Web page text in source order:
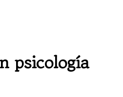
psicología